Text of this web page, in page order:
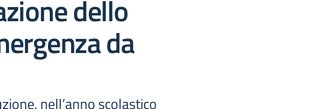
dello
da
nell’anno scolastico